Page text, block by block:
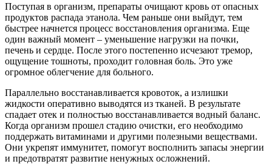
Поступая в организм, препараты очищают кровь от опасных
продуктов распада этанола. Чем раньше они выйдут, тем
быстрее начнется процесс восстановления организма. Еще
один важный момент – уменьшение нагрузки на почки,
печень и сердце. После этого постепенно исчезают тремор,
ощущение тошноты, проходит головная боль. Это уже
огромное облегчение для больного.
Параллельно восстанавливается кровоток, а излишки
жидкости оперативно выводятся из тканей. В результате
спадает отек и полностью восстанавливается водный баланс.
Когда организм прошел стадию очистки, его необходимо
поддержать витаминами и другими полезными веществами.
Они укрепят иммунитет, помогут восполнить запасы энергии
и предотвратят развитие ненужных осложнений.